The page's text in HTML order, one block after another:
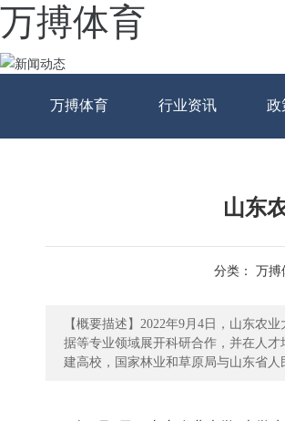
万搏体育
万搏体育 行业资讯 政
山东
分类： 万搏
【概要描述】2022年9月4日，山东农
据等专业领域展开科研合作，并在人才培养及就业、科研项
建高校，国家林业和草原局与山东省